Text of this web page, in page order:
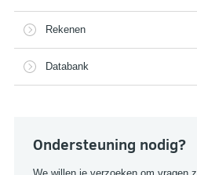
Rekenen
Databank
Ondersteuning nodig?